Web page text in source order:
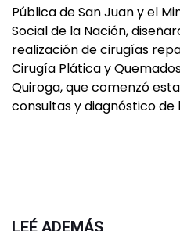
Pública de San Juan y el
Social de la Nación,
realización de cirugías
Cirugía Plática y
Quiroga, que comenzó
consultas y diagnóstico de
LEÉ ADEMÁS